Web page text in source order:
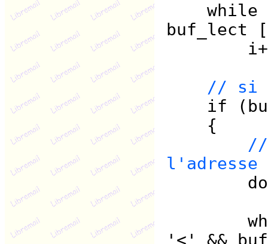
while
buf_lect
// si
if
{
//
l'adresse
do
while
'<' &&